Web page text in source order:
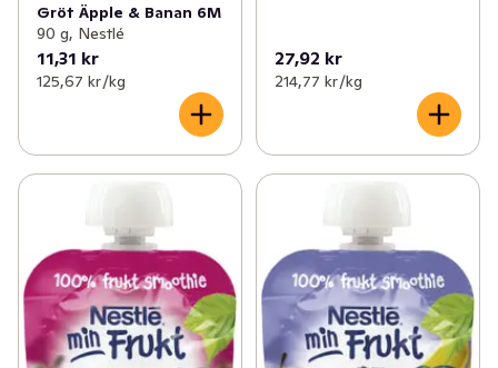
Gröt Äpple & Banan 6M
90 g, Nestlé
11,31 kr
125,67 kr /kg
27,92 kr
214,77 kr /kg